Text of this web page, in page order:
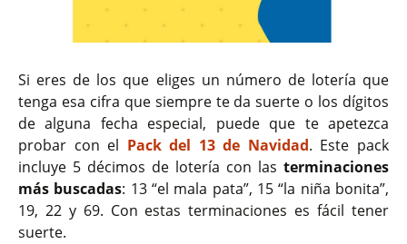
Si eres de los que eliges un número de lotería que
tenga esa cifra que siempre te da suerte o los dígitos
de alguna fecha especial, puede que te apetezca
probar con el Pack del 13 de Navidad. Este pack
incluye 5 décimos de lotería con las terminaciones
más buscadas: 13 “el mala pata”, 15 “la niña bonita”,
19, 22 y 69. Con estas terminaciones es fácil tener
suerte.